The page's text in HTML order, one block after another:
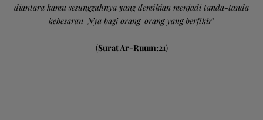
diantara kamu sesungguhnya yang demikian menjadi tanda-tanda
kebesaran-Nya bagi orang-orang yang berfikir"
(Surat Ar-Ruum:21)